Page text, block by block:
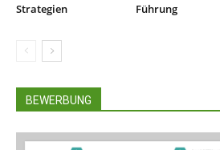
Strategien
Führung
BEWERBUNG